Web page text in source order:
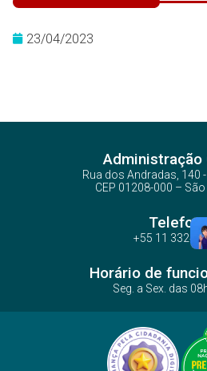
23/04/2023
Administração
Rua dos Andradas, 140
CEP 01208-000 –
+55 11 3324-
Horário de
Seg. a Sex. das